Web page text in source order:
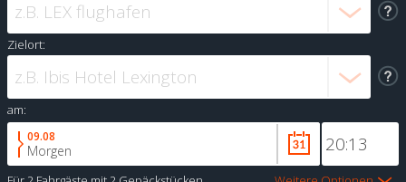
Zielort:
am:
09.08
Morgen